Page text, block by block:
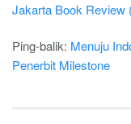
Jakarta Book Review
Ping-balik: Menuju
Penerbit Milestone